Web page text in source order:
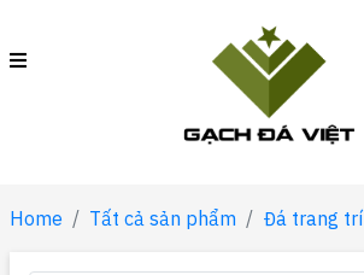
Home Tất cả sản phẩm Đá trang trí